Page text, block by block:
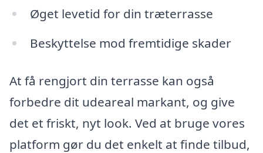
Øget levetid for din træterrasse
Beskyttelse mod fremtidige skader
At få rengjort din terrasse kan også
forbedre dit udeareal markant, og give
det et friskt, nyt look. Ved at bruge vores
platform gør du det enkelt at finde tilbud,